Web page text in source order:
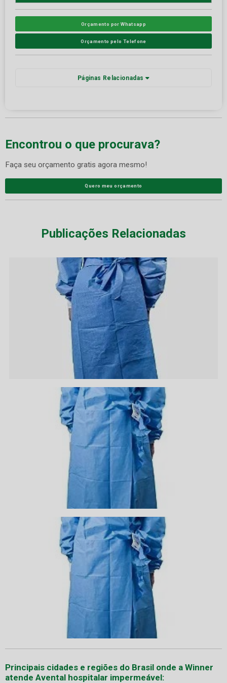
Orçamento por Whatsapp
Orçamento pelo Telefone
Páginas Relacionadas
Encontrou o que procurava?
Faça seu orçamento gratis agora mesmo!
Quero meu orçamento
Publicações Relacionadas
Principais cidades e regiões do Brasil onde a Winner
atende Avental hospitalar impermeável: